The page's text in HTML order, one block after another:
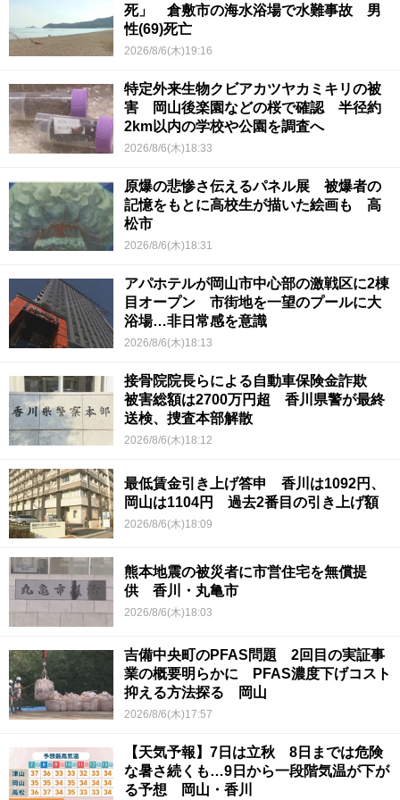
死」 倉敷市の海水浴場で水難事故 男
性(69)死亡
2026/8/6(木)19:16
特定外来生物クビアカツヤカミキリの被
害 岡山後楽園などの桜で確認 半径約
2km以内の学校や公園を調査へ
2026/8/6(木)18:33
原爆の悲惨さ伝えるパネル展 被爆者の
記憶をもとに高校生が描いた絵画も 高
松市
2026/8/6(木)18:31
アパホテルが岡山市中心部の激戦区に2棟
目オープン 市街地を一望のプールに大
浴場…非日常感を意識
2026/8/6(木)18:13
接骨院院長らによる自動車保険金詐欺
被害総額は2700万円超 香川県警が最終
送検、捜査本部解散
2026/8/6(木)18:12
最低賃金引き上げ答申 香川は1092円、
岡山は1104円 過去2番目の引き上げ額
2026/8/6(木)18:09
熊本地震の被災者に市営住宅を無償提
供 香川・丸亀市
2026/8/6(木)18:03
吉備中央町のPFAS問題 2回目の実証事
業の概要明らかに PFAS濃度下げコスト
抑える方法探る 岡山
2026/8/6(木)17:57
【天気予報】7日は立秋 8日までは危険
な暑さ続くも…9日から一段階気温が下が
る予想 岡山・香川